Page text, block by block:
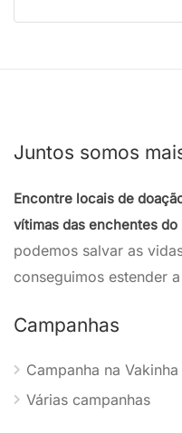
Juntos somos
Encontre locais de
vítimas das enchentes do
podemos salvar as
conseguimos estender
Campanhas
Campanha na Vakinha
Várias campanhas